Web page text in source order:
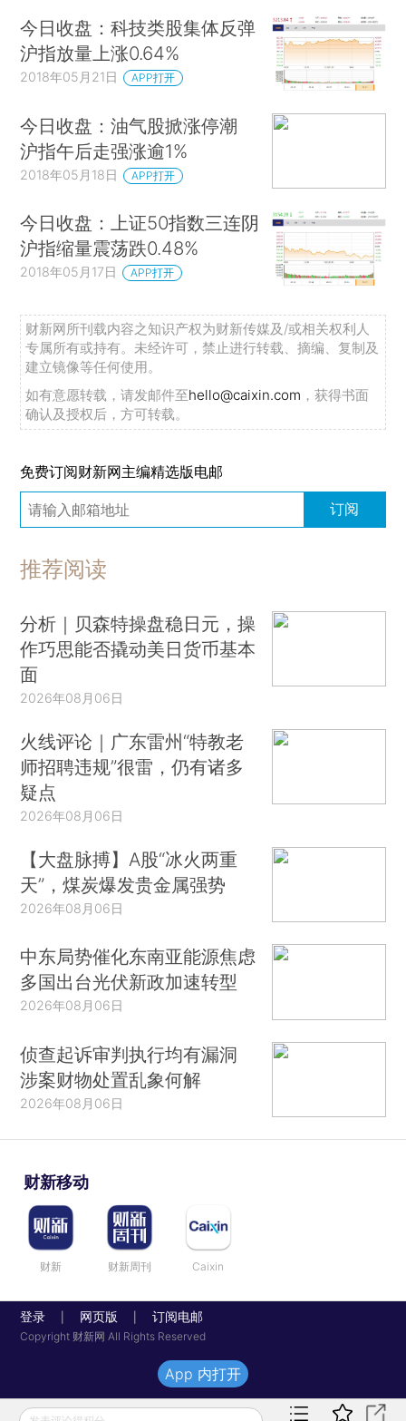
今日收盘：科技类股集体反弹
沪指放量上涨0.64%
2018年05月21日 APP打开
今日收盘：油气股掀涨停潮
沪指午后走强涨逾1%
2018年05月18日 APP打开
今日收盘：上证50指数三连阴
沪指缩量震荡跌0.48%
2018年05月17日 APP打开
财新网所刊载内容之知识产权为财新传媒及/或相关权利人
专属所有或持有。未经许可，禁止进行转载、摘编、复制及
建立镜像等任何使用。
如有意愿转载，请发邮件至hello@caixin.com ，获得书面
确认及授权后，方可转载。
免费订阅财新网主编精选版电邮
订阅
推荐阅读
分析｜贝森特操盘稳日元，操
作巧思能否撬动美日货币基本
面
2026年08月06日
火线评论｜广东雷州“特教老
师招聘违规”很雷，仍有诸多
疑点
2026年08月06日
【大盘脉搏】A股“冰火两重
天”，煤炭爆发贵金属强势
2026年08月06日
中东局势催化东南亚能源焦虑
多国出台光伏新政加速转型
2026年08月06日
侦查起诉审判执行均有漏洞
涉案财物处置乱象何解
2026年08月06日
财新移动
财新 财新周刊 Caixin
登录 网页版 订阅电邮
Copyright 财新网 All Rights Reserved
App 内打开